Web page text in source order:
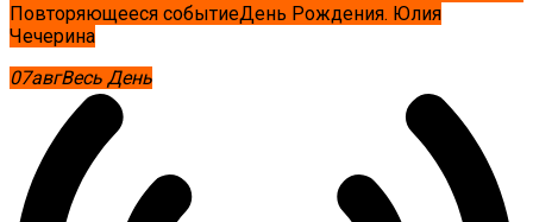
Повторяющееся событиеДень Рождения. Юлия
Чечерина
07авгВесь День